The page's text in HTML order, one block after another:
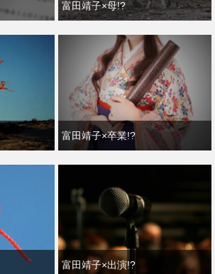
富田靖子×母!?
富田靖子×卒業!?
富田靖子×出演!?